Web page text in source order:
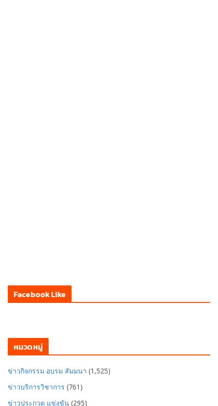
Facebook Like
หมวดหมู่
ข่าวกิจกรรม อบรม สัมมนา (1,525)
ข่าวบริการวิชาการ (761)
ข่าวประกวด แข่งขัน (295)